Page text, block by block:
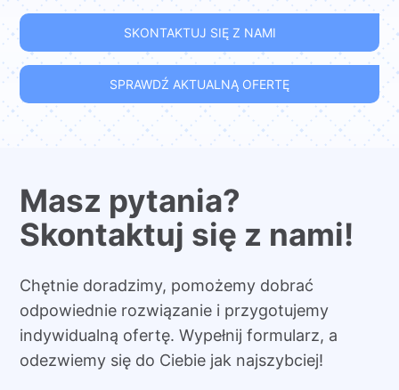
SKONTAKTUJ SIĘ Z NAMI
SPRAWDŹ AKTUALNĄ OFERTĘ
Masz pytania?
Skontaktuj się z nami!
Chętnie doradzimy, pomożemy dobrać
odpowiednie rozwiązanie i przygotujemy
indywidualną ofertę. Wypełnij formularz, a
odezwiemy się do Ciebie jak najszybciej!